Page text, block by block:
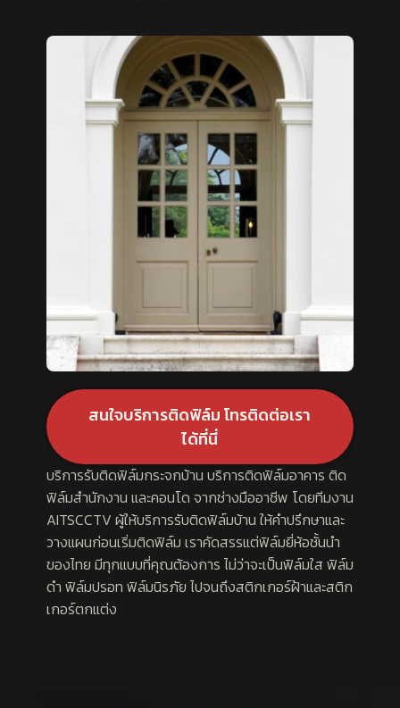
สนใจบริการติดฟิล์ม โทรติดต่อเรา
ได้ที่นี่
บริการรับติดฟิล์มกระจกบ้าน บริการติดฟิล์มอาคาร ติด
ฟิล์มสำนักงาน และคอนโด จากช่างมืออาชีพ โดยทีมงาน
AITSCCTV ผู้ให้บริการรับติดฟิล์มบ้าน ให้คำปรึกษาและ
วางแผนก่อนเริ่มติดฟิล์ม เราคัดสรรแต่ฟิล์มยี่ห้อชั้นนำ
ของไทย มีทุกแบบที่คุณต้องการ ไม่ว่าจะเป็นฟิล์มใส ฟิล์ม
ดำ ฟิล์มปรอท ฟิล์มนิรภัย ไปจนถึงสติกเกอร์ฝ้าและสติก
เกอร์ตกแต่ง